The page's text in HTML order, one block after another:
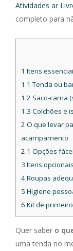
Atividades ar
completo para
1 Itens
1.1 Tenda ou
1.2 Saco-cama
1.3 Colchões e
2 O que levar
acampamento
2.1 Opções
3 Itens
4Roupas
5 Higiene
6 Kit de
Quer saber o
uma tenda no